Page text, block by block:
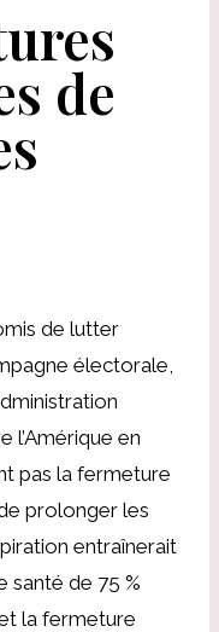
de
de lutter
électorale,
l’Amérique en
pas la fermeture
prolonger les
entraînerait
santé de 75 %
la fermeture